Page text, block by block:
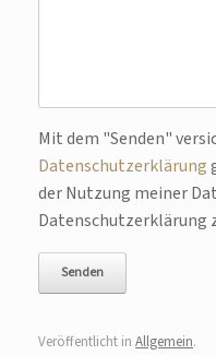
Bitte lasse dieses Feld
Mit dem "Senden"
Datenschutzerklärung
der Nutzung meiner
Datenschutzerklärung
Veröffentlicht in Allgemein.